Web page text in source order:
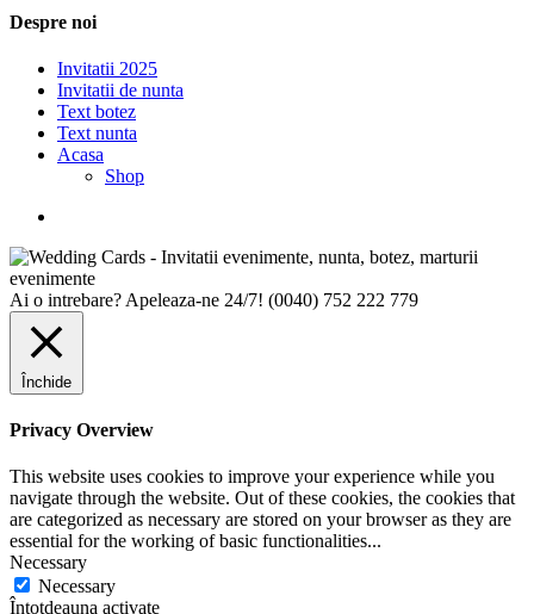
Despre noi
Invitatii 2025
Invitatii de nunta
Text botez
Text nunta
Acasa
Shop
Ai o intrebare? Apeleaza-ne 24/7! (0040) 752 222 779
Închide
Privacy Overview
This website uses cookies to improve your experience while you
navigate through the website. Out of these cookies, the cookies that
are categorized as necessary are stored on your browser as they are
essential for the working of basic functionalities...
Necessary
Necessary
Întotdeauna activate